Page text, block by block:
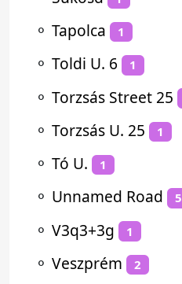
⚬ Tapolca 1
⚬ Toldi U. 6 1
⚬ Torzsás Street 25
⚬ Torzsás U. 25 1
⚬ Tó U. 1
⚬ Unnamed Road 5
⚬ V3q3+3g 1
⚬ Veszprém 2